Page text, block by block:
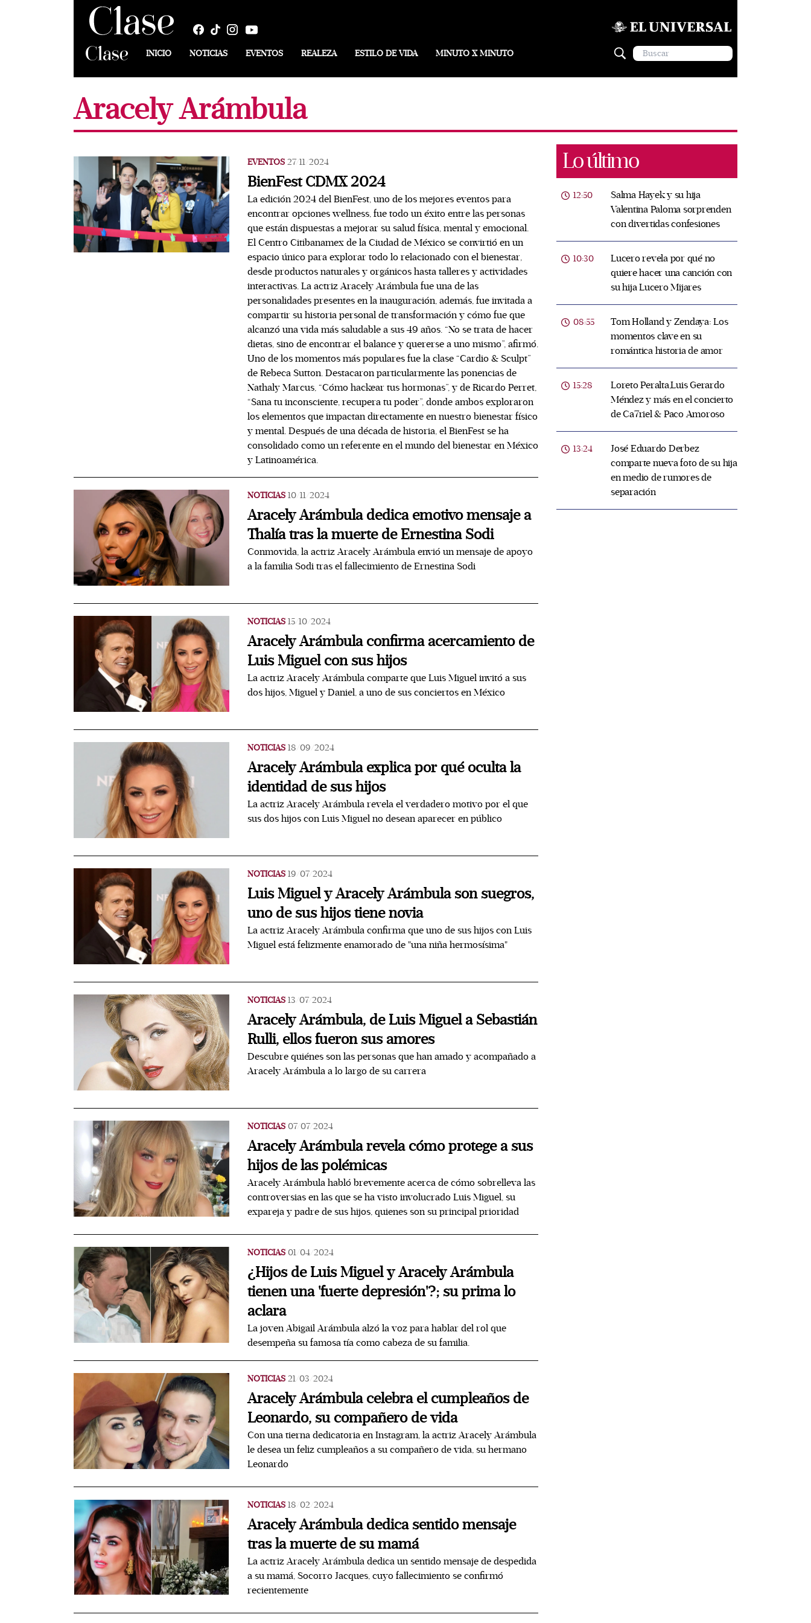
INICIO NOTICIAS EVENTOS REALEZA ESTILO DE VIDA MINUTO X MINUTO
Aracely Arámbula
EVENTOS 27/11/2024
BienFest CDMX 2024
La edición 2024 del BienFest, uno de los mejores eventos para
encontrar opciones wellness, fue todo un éxito entre las personas
que están dispuestas a mejorar su salud física, mental y emocional.
El Centro Citibanamex de la Ciudad de México se convirtió en un
espacio único para explorar todo lo relacionado con el bienestar,
desde productos naturales y orgánicos hasta talleres y actividades
interactivas. La actriz Aracely Arámbula fue una de las
personalidades presentes en la inauguración, además, fue invitada a
compartir su historia personal de transformación y cómo fue que
alcanzó una vida más saludable a sus 49 años. “No se trata de hacer
dietas, sino de encontrar el balance y quererse a uno mismo”, afirmó.
Uno de los momentos más populares fue la clase “Cardio & Sculpt”
de Rebeca Sutton. Destacaron particularmente las ponencias de
Nathaly Marcus, “Cómo hackear tus hormonas”, y de Ricardo Perret,
“Sana tu inconsciente, recupera tu poder”, donde ambos exploraron
los elementos que impactan directamente en nuestro bienestar físico
y mental. Después de una década de historia, el BienFest se ha
consolidado como un referente en el mundo del bienestar en México
y Latinoamérica.
NOTICIAS 10/11/2024
Aracely Arámbula dedica emotivo mensaje a
Thalía tras la muerte de Ernestina Sodi
Conmovida, la actriz Aracely Arámbula envió un mensaje de apoyo
a la familia Sodi tras el fallecimiento de Ernestina Sodi
NOTICIAS 15/10/2024
Aracely Arámbula confirma acercamiento de
Luis Miguel con sus hijos
La actriz Aracely Arámbula comparte que Luis Miguel invitó a sus
dos hijos, Miguel y Daniel, a uno de sus conciertos en México
NOTICIAS 18/09/2024
Aracely Arámbula explica por qué oculta la
identidad de sus hijos
La actriz Aracely Arámbula revela el verdadero motivo por el que
sus dos hijos con Luis Miguel no desean aparecer en público
NOTICIAS 19/07/2024
Luis Miguel y Aracely Arámbula son suegros,
uno de sus hijos tiene novia
La actriz Aracely Arámbula confirma que uno de sus hijos con Luis
Miguel está felizmente enamorado de "una niña hermosísima"
NOTICIAS 13/07/2024
Aracely Arámbula, de Luis Miguel a Sebastián
Rulli, ellos fueron sus amores
Descubre quiénes son las personas que han amado y acompañado a
Aracely Arámbula a lo largo de su carrera
NOTICIAS 07/07/2024
Aracely Arámbula revela cómo protege a sus
hijos de las polémicas
Aracely Arámbula habló brevemente acerca de cómo sobrelleva las
controversias en las que se ha visto involucrado Luis Miguel, su
expareja y padre de sus hijos, quienes son su principal prioridad
NOTICIAS 01/04/2024
¿Hijos de Luis Miguel y Aracely Arámbula
tienen una 'fuerte depresión'?; su prima lo
aclara
La joven Abigail Arámbula alzó la voz para hablar del rol que
desempeña su famosa tía como cabeza de su familia.
NOTICIAS 21/03/2024
Aracely Arámbula celebra el cumpleaños de
Leonardo, su compañero de vida
Con una tierna dedicatoria en Instagram, la actriz Aracely Arámbula
le desea un feliz cumpleaños a su compañero de vida, su hermano
Leonardo
NOTICIAS 18/02/2024
Aracely Arámbula dedica sentido mensaje
tras la muerte de su mamá
La actriz Aracely Arámbula dedica un sentido mensaje de despedida
a su mamá, Socorro Jacques, cuyo fallecimiento se confirmó
recientemente
Lo último
12:50
Salma Hayek y su hija
Valentina Paloma sorprenden
con divertidas confesiones
10:30
Lucero revela por qué no
quiere hacer una canción con
su hija Lucero Mijares
08:55
Tom Holland y Zendaya: Los
momentos clave en su
romántica historia de amor
15:28
Loreto Peralta,Luis Gerardo
Méndez y más en el concierto
de Ca7riel & Paco Amoroso
13:24
José Eduardo Derbez
comparte nueva foto de su hija
en medio de rumores de
separación